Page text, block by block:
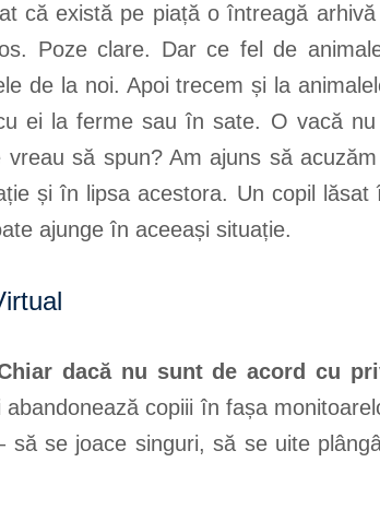
că există pe piață o întreagă
Poze clare. Dar ce fel de
de la noi. Apoi trecem și la
ei la ferme sau în sate. O vacă
să spun? Am ajuns să
și în lipsa acestora. Un copil
ajunge în aceeași situație.
dacă nu sunt de acord cu
copiii în fașa
să se joace singuri, să se uite